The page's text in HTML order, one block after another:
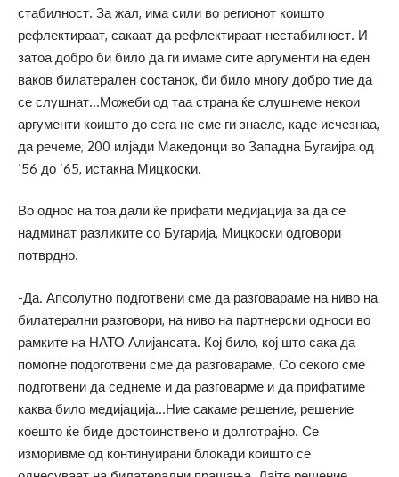
стабилност. За жал, има сили во регионот коишто
рефлектираат, сакаат да рефлектираат нестабилност. И
затоа добро би било да ги имаме сите аргументи на еден
ваков билатерален состанок, би било многу добро тие да
се слушнат…Можеби од таа страна ќе слушнеме некои
аргументи коишто до сега не сме ги знаеле, каде исчезнаа,
да речеме, 200 илјади Македонци во Западна Бугаијра од
’56 до ’65, истакна Мицкоски.
Во однос на тоа дали ќе прифати медијација за да се
надминат разликите со Бугарија, Мицкоски одговори
потврдно.
-Да. Апсолутно подготвени сме да разговараме на ниво на
билатерални разговори, на ниво на партнерски односи во
рамките на НАТО Алијансата. Кој било, кој што сака да
помогне подоготвени сме да разговараме. Со секого сме
подготвени да седнеме и да разговарме и да прифатиме
каква било медијација…Ние сакаме решение, решение
коешто ќе биде достоинствено и долготрајно. Се
изморивме од континуирани блокади коишто се